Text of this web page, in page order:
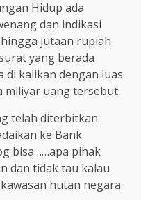
Hidup ada
dan indikasi
jutaan rupiah
yang berada
di kalikan dengan luas
miliyar uang tersebut.
telah diterbitkan
ke Bank
bisa……apa pihak
dan tidak tau kalau
hutan negara.